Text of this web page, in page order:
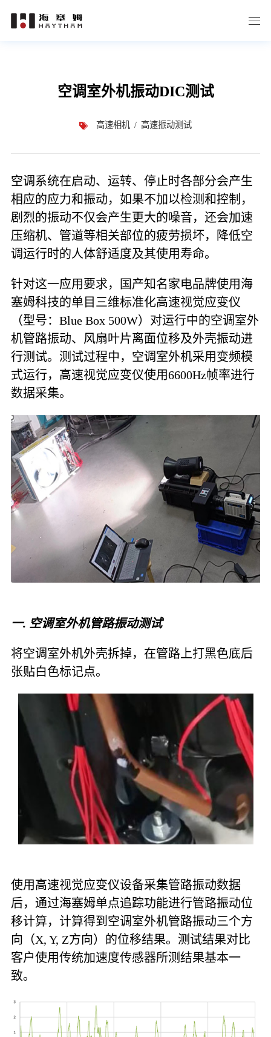
空调室外机振动DIC测试
高速相机 高速振动测试
空调系统在启动、运转、停止时各部分会产生
相应的应力和振动，如果不加以检测和控制，
剧烈的振动不仅会产生更大的噪音，还会加速
压缩机、管道等相关部位的疲劳损坏，降低空
调运行时的人体舒适度及其使用寿命。
针对这一应用要求，国产知名家电品牌使用海
塞姆科技的单目三维标准化高速视觉应变仪
（型号：Blue Box 500W）对运行中的空调室外
机管路振动、风扇叶片离面位移及外壳振动进
行测试。测试过程中，空调室外机采用变频模
式运行，高速视觉应变仪使用6600Hz帧率进行
数据采集。
一. 空调室外机管路振动测试
将空调室外机外壳拆掉，在管路上打黑色底后
张贴白色标记点。
使用高速视觉应变仪设备采集管路振动数据
后，通过海塞姆单点追踪功能进行管路振动位
移计算，计算得到空调室外机管路振动三个方
向（X, Y, Z方向）的位移结果。测试结果对比
客户使用传统加速度传感器所测结果基本一
致。